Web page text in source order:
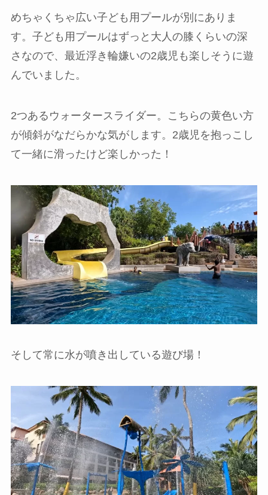
めちゃくちゃ広い子ども用プールが別にありま
す。子ども用プールはずっと大人の膝くらいの深
さなので、最近浮き輪嫌いの2歳児も楽しそうに遊
んでいました。
2つあるウォータースライダー。こちらの黄色い方
が傾斜がなだらかな気がします。2歳児を抱っこし
て一緒に滑ったけど楽しかった！
そして常に水が噴き出している遊び場！